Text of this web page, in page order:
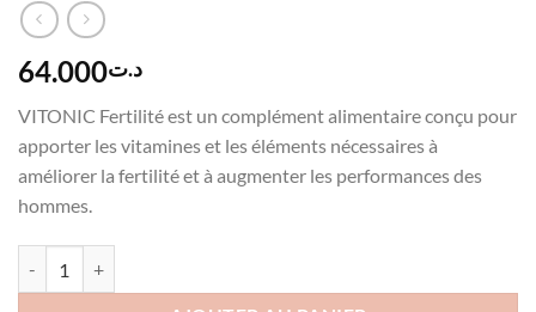
د.ت64.000
VITONIC Fertilité est un complément alimentaire conçu pour
apporter les vitamines et les éléments nécessaires à
améliorer la fertilité et à augmenter les performances des
hommes.